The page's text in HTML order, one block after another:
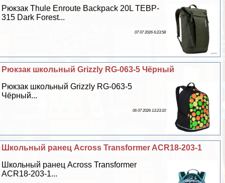
Рюкзак Thule Enroute Backpack 20L TEBP-
315 Dark Forest...
07 07 2026 6:23:58
Рюкзак школьный Grizzly RG-063-5 Чёрный
Рюкзак школьный Grizzly RG-063-5
Чёрный...
06 07 2026 13:23:10
Школьный ранец Across Transformer ACR18-203-1
Школьный ранец Across Transformer
ACR18-203-1...